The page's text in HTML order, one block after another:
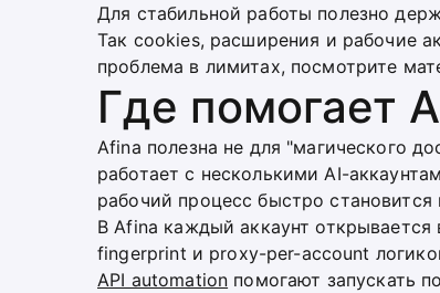
Для стабильной работы полезно
Так cookies, расширения и рабочие
проблема в лимитах, посмотрите
Где помогает
Afina полезна не для "магического
работает с несколькими AI-
рабочий процесс быстро становится
В Afina каждый аккаунт
fingerprint и proxy-per-account
API automation помогают запускать